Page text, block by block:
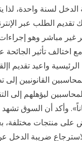
الدخل لسنة
اختالف تأثير الجائحة
الرئيسية واعيد تقديم
القانونيين إلى
للمحاسبين ليؤهلهم
وأكد أن السوق تشهد
على منتجات